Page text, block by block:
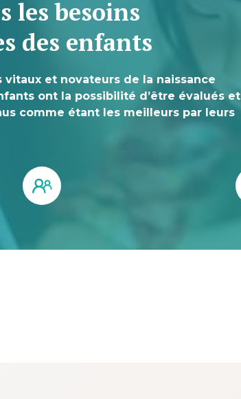
les besoins
des enfants
et novateurs de la naissance
ont la possibilité d’être évalués et
comme étant les meilleurs par leurs